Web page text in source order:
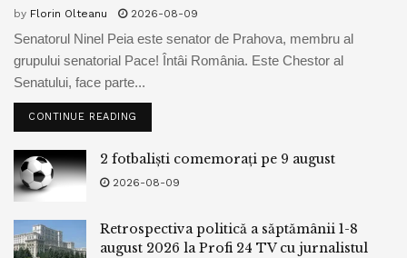
by Florin Olteanu 2026-08-09
Senatorul Ninel Peia este senator de Prahova, membru al
grupului senatorial Pace! Întâi România. Este Chestor al
Senatului, face parte...
CONTINUE READING
2 fotbaliști comemorați pe 9 august
2026-08-09
Retrospectiva politică a săptămânii 1-8
august 2026 la Profi 24 TV cu jurnalistul